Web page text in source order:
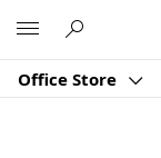
Office Store